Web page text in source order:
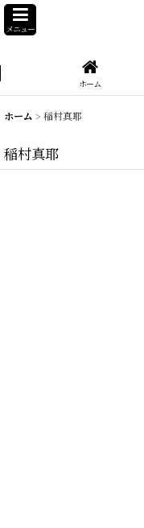
メニュー
ホーム
ホーム > 稲村真耶
稲村真耶